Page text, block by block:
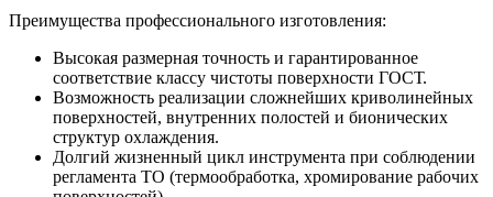
Преимущества профессионального изготовления:
Высокая размерная точность и гарантированное
соответствие классу чистоты поверхности ГОСТ.
Возможность реализации сложнейших криволинейных
поверхностей, внутренних полостей и бионических
структур охлаждения.
Долгий жизненный цикл инструмента при соблюдении
регламента ТО (термообработка, хромирование рабочих